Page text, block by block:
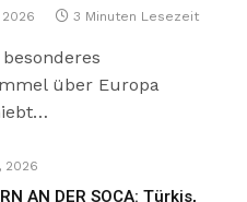
3 Minuten Lesezeit
über Europa
2026
AN DER SOCA: Türkis,